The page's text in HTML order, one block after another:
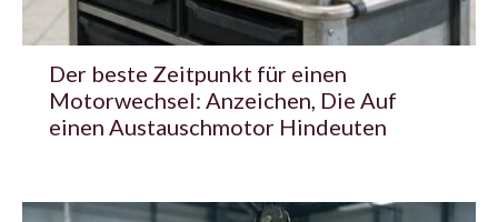
Der beste Zeitpunkt für einen
Motorwechsel: Anzeichen, Die Auf
einen Austauschmotor Hindeuten